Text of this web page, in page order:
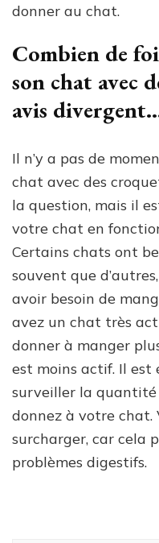
donner au chat.
Combien de
son chat avec
avis
Il n’y a pas de
chat avec des
la question, mais il
votre chat en
Certains chats ont
souvent que
avoir besoin de
avez un chat très
donner à manger
est moins actif. Il
surveiller la quantité
donnez à votre chat.
surcharger, car cela
problèmes digestifs.